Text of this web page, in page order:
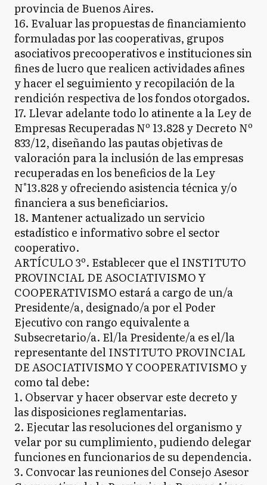
provincia de Buenos Aires.
16. Evaluar las propuestas de financiamiento
formuladas por las cooperativas, grupos
asociativos precooperativos e instituciones sin
fines de lucro que realicen actividades afines
y hacer el seguimiento y recopilación de la
rendición respectiva de los fondos otorgados.
17. Llevar adelante todo lo atinente a la Ley de
Empresas Recuperadas Nº 13.828 y Decreto Nº
833/12, diseñando las pautas objetivas de
valoración para la inclusión de las empresas
recuperadas en los beneficios de la Ley
N°13.828 y ofreciendo asistencia técnica y/o
financiera a sus beneficiarios.
18. Mantener actualizado un servicio
estadístico e informativo sobre el sector
cooperativo.
ARTÍCULO 3º. Establecer que el INSTITUTO
PROVINCIAL DE ASOCIATIVISMO Y
COOPERATIVISMO estará a cargo de un/a
Presidente/a, designado/a por el Poder
Ejecutivo con rango equivalente a
Subsecretario/a. El/la Presidente/a es el/la
representante del INSTITUTO PROVINCIAL
DE ASOCIATIVISMO Y COOPERATIVISMO y
como tal debe:
1. Observar y hacer observar este decreto y
las disposiciones reglamentarias.
2. Ejecutar las resoluciones del organismo y
velar por su cumplimiento, pudiendo delegar
funciones en funcionarios de su dependencia.
3. Convocar las reuniones del Consejo Asesor